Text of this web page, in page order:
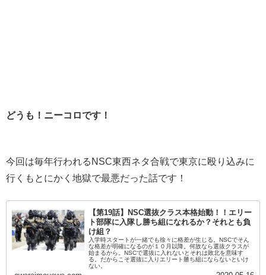
どうも！ニーコロです！
今回は毎年行われるNSC東西ネタ合戦で東京に殴り込みに
行くもとにかく地獄で最悪だった話です！
【第19話】NSC選抜クラス本格始動！！エリー
ト部隊に入隊し勝ち組になれるか？それとも負
け組？
入学時スタートが一緒でも徐々に格差が生じる。NSCでそん
な格差が明確になるのが１０月以降。何故なら選抜クラスが
始まるから。NSCで選抜に入れないとそれは敗北を意味す
る。だからこそ選抜に入りエリート勝ち組にならないといけ
ない。